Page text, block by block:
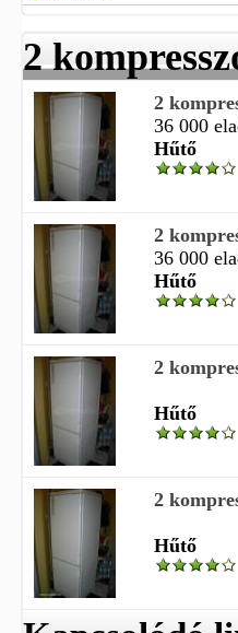
2
2
36 000
Hűtő
2
36 000
Hűtő
2
Hűtő
2
Hűtő